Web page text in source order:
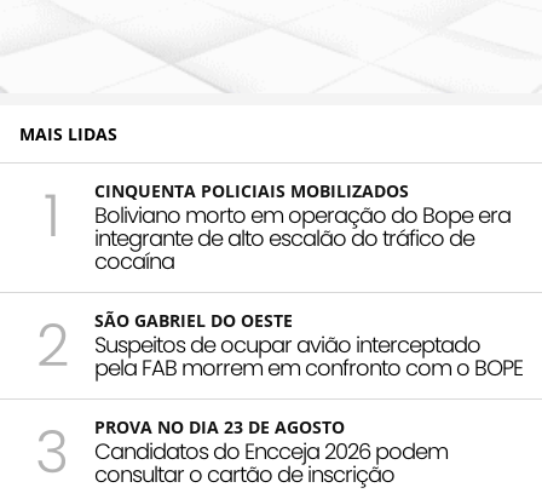
MAIS LIDAS
1 CINQUENTA POLICIAIS MOBILIZADOS
Boliviano morto em operação do Bope era
integrante de alto escalão do tráfico de
cocaína
2 SÃO GABRIEL DO OESTE
Suspeitos de ocupar avião interceptado
pela FAB morrem em confronto com o BOPE
3 PROVA NO DIA 23 DE AGOSTO
Candidatos do Encceja 2026 podem
consultar o cartão de inscrição